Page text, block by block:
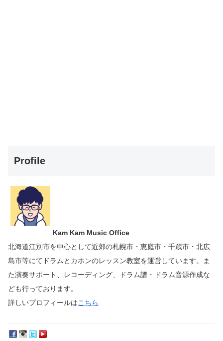
Profile
Kam Kam Music Office
北海道江別市を中心として近郊の札幌市・恵庭市・千歳市・北広
島市等にて ドラムとカホンのレッスン教室を運営しています。
ま
た演奏サポート、レコーディング、ドラム譜・ドラム音源作成な
ども行っております。
詳しいプロフィールはこちら